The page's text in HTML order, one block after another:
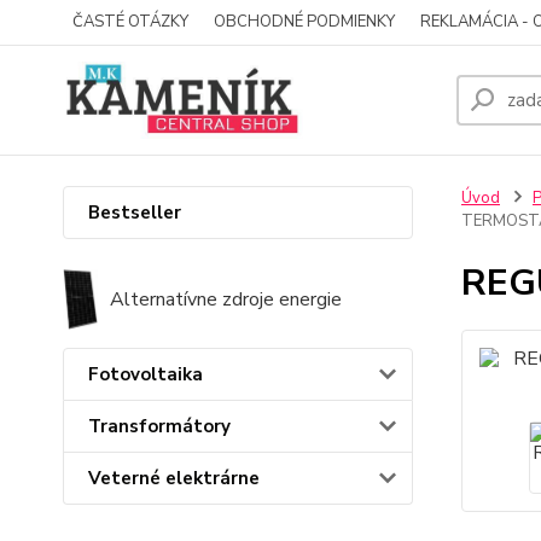
ČASTÉ OTÁZKY OBCHODNÉ PODMIENKY REKLAMÁCIA -
Bestseller
Alternatívne zdroje energie
Fotovoltaika
Transformátory
Veterné elektrárne
Úvod